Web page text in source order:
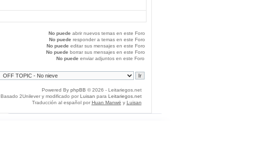
No puede abrir nuevos temas en este Foro
No puede responder a temas en este Foro
No puede editar sus mensajes en este Foro
No puede borrar sus mensajes en este Foro
No puede enviar adjuntos en este Foro
Powered By phpBB © 2026 - Leitariegos.net
Basado 2Unilever y modificado por Luisan para Leitariegos.net
Traducción al español por Huan Manwë y Luisan